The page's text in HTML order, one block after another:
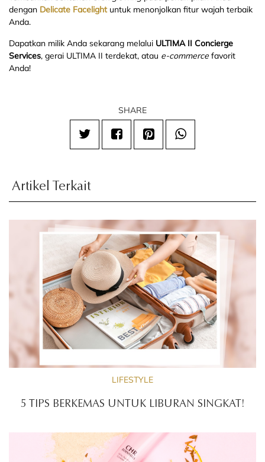
dengan Delicate Facelightuntuk menonjolkan fitur wajah terbaik
Anda.
Dapatkan milik Anda sekarang melalui ULTIMA II Concierge
Services, gerai ULTIMA II terdekat, atau e-commerce favorit
Anda!
SHARE
Artikel Terkait
LIFESTYLE
5 TIPS BERKEMAS UNTUK LIBURAN SINGKAT!